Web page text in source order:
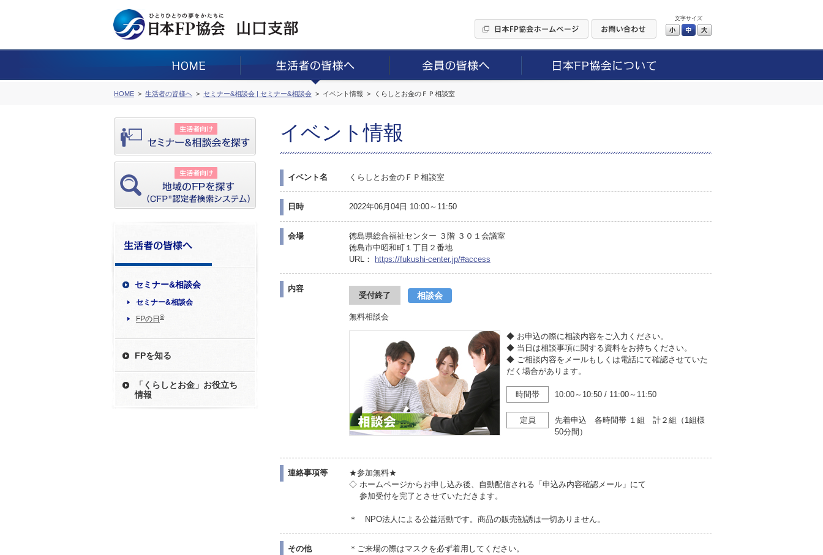
文字サイズ
小 中
HOME 生活者の皆様へ セミナー&相談会 | セミナー&相談会 イベント情報 くらしとお金のＦＰ相談室
セミナー&相談会
セミナー&相談会
FPの日 ®
FPを知る
「くらしとお金」お役立ち
情報
イベント情報
イベント名 くらしとお金のＦＰ相談室
日時 2022年06月04日 10:00～11:50
会場
徳島県総合福祉センター ３階 ３０１会議室
徳島市中昭和町１丁目２番地
URL：
https://fukushi-center.jp/#access
内容
受付終了 相談会
無料相談会
◆ お申込の際に相談内容をご入力ください。
◆ 当日は相談事項に関する資料をお持ちください。
◆ ご相談内容をメールもしくは電話にて確認させていた
だく場合があります。
時間帯 10:00～10:50 / 11:00～11:50
定員
先着申込 各時間帯 １組 計２組（1組様
50分間）
連絡事項等
★参加無料★
◇ ホームページからお申し込み後、自動配信される「申込み内容確認メール」にて
参加受付を完了とさせていただきます。
＊ NPO法人による公益活動です。商品の販売勧誘は一切ありません。
その他
＊ご来場の際はマスクを必ず着用してください。